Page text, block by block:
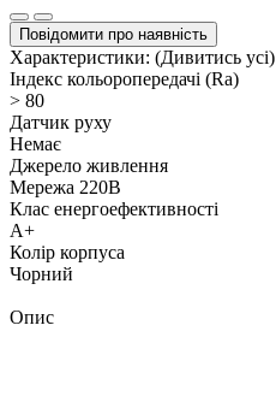
Повідомити про наявність
Характеристики: (Дивитись усі)
Індекс кольоропередачі (Ra)
> 80
Датчик руху
Немає
Джерело живлення
Мережа 220В
Клас енергоефективності
A+
Колір корпуса
Чорний
Опис